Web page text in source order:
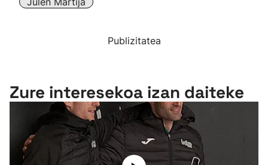
Publizitatea
Zure interesekoa izan daiteke